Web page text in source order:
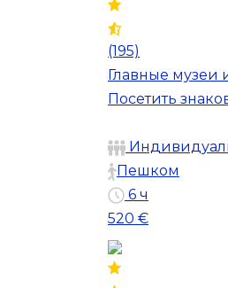
(195)
Главные музеи
Посетить
Пешком
6 ч
520 €